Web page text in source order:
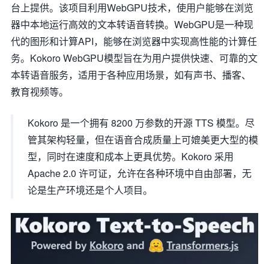
台上提供。该项目利用WebGPU技术，使用户能够在浏览
器中本地运行高效的文本转语音转换。WebGPU是一种现
代的图形和计算API，能够在浏览器中实现高性能的计算任
务。Kokoro WebGPU模型旨在为用户提供快速、可靠的文
本转语音服务，适用于各种应用场景，如有声书、播客、
教育视频等。
Kokoro 是一个拥有 8200 万参数的开源 TTS 模型。尽
管其架构轻量，但在语音合成质量上可媲美更大型的模
型，同时在速度和成本上更具优势。Kokoro 采用
Apache 2.0 许可证，允许在各种环境中自由部署，无
论是生产环境还是个人项目。